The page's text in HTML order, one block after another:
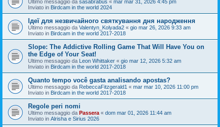
Ultimo messaggio da sasabrabus « mar mar 31, 2026 4:45 pm
Inviato in Birdcam in the world 2024
Ідеї для незвичайного святкування дня народження
Ultimo messaggio da Valentyn_Kolyada2 « gio mar 26, 2026 9:33 am
Inviato in Birdcam in the world 2017-2018
Slope: The Addictive Rolling Game That Will Have You on
the Edge of Your Seat!
Ultimo messaggio da Leon Whittaker « gio mar 12, 2026 5:32 am
Inviato in Birdcam in the world 2017-2018
Quanto tempo você gasta analisando apostas?
Ultimo messaggio da RebeccaFitzgerald1 « mar mar 10, 2026 11:00 pm
Inviato in Birdcam in the world 2017-2018
Regole peri nomi
Ultimo messaggio da Passera « dom mar 01, 2026 11:44 am
Inviato in Alrisha e Sirius 2026